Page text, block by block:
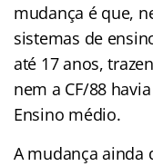
mudança é que,
sistemas de
até 17 anos,
nem a CF/88
Ensino médio.
A mudança ainda